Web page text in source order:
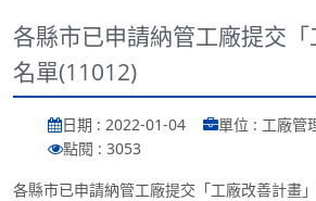
各縣市已申請納管工廠提交「
名單(11012)
日期 : 2022-01-04
單位 : 工廠管
點閱 : 3053
各縣市已申請納管工廠提交「工廠改善計畫